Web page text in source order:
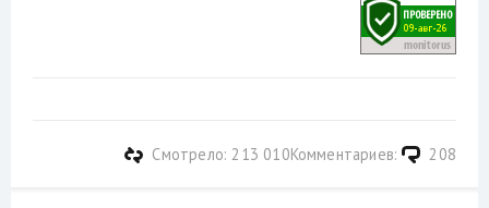
Комментариев: 208
Смотрело: 213 010